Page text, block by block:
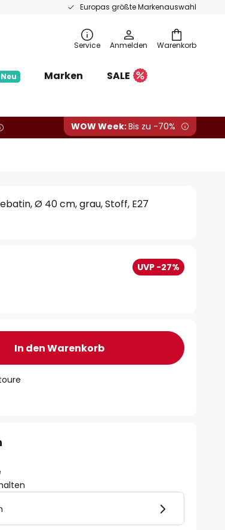
Europas größte Markenauswahl
Warenkorb
Service Anmelden
Neu Marken
SALE
WOW Week:Bis zu -70%
Ø 40 cm, grau, Stoff, E27
UVP -27%
In den Warenkorb